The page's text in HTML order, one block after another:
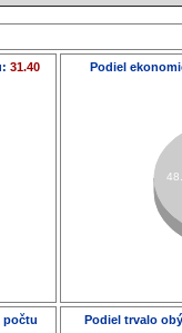
31.40 Podiel
počtu
Podiel trvalo